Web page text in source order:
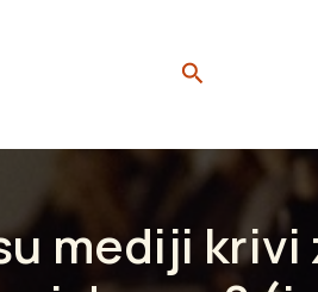
Search
mediji